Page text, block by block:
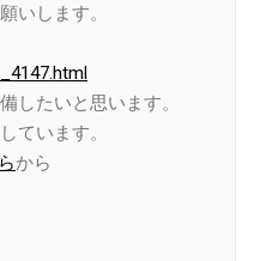
いします。
したいと思います。
ています。
から